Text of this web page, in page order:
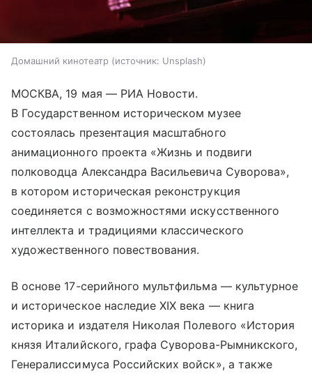
Домашний кинотеатр источник: Unsplash
МОСКВА, 19 мая — РИА Новости.
В Государственном историческом музее
состоялась презентация масштабного
анимационного проекта «Жизнь и подвиги
полководца Александра Васильевича Суворова»,
в котором историческая реконструкция
соединяется с возможностями искусственного
интеллекта и традициями классического
художественного повествования.
В основе 17-серийного мультфильма — культурное
и историческое наследие XIX века — книга
историка и издателя Николая Полевого «История
князя Италийского, графа Суворова-Рымникского,
Генералиссимуса Российских войск», а также